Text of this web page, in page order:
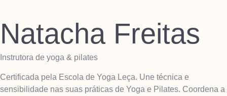
Natacha Freitas
Instrutora de yoga & pilates
Certificada pela Escola de Yoga Leça. Une técnica e
sensibilidade nas suas práticas de Yoga e Pilates. Coordena a